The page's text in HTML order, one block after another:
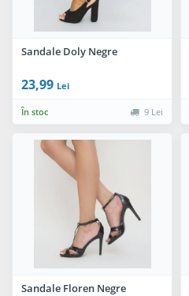
Sandale Doly Negre
23,99 Lei
În stoc 9 Lei
Sandale Floren Negre